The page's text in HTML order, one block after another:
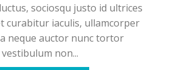
sociosqu justo id ultrices
curabitur iaculis, ullamcorper
neque auctor nunc tortor
vestibulum non...